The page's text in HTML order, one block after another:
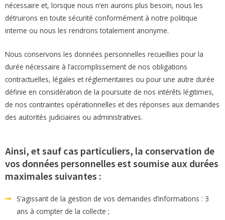
nécessaire et, lorsque nous n’en aurons plus besoin, nous les
détruirons en toute sécurité conformément à notre politique
interne ou nous les rendrons totalement anonyme.
Nous conservons les données personnelles recueillies pour la
durée nécessaire à l’accomplissement de nos obligations
contractuelles, légales et réglementaires ou pour une autre durée
définie en considération de la poursuite de nos intérêts légitimes,
de nos contraintes opérationnelles et des réponses aux demandes
des autorités judiciaires ou administratives.
Ainsi, et sauf cas particuliers, la conservation de
vos données personnelles est soumise aux durées
maximales suivantes :
S’agissant de la gestion de vos demandes d’informations : 3
ans à compter de la collecte ;